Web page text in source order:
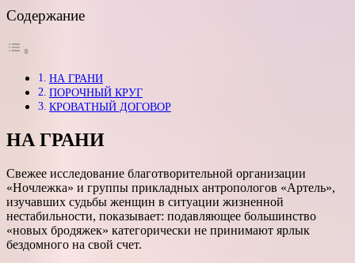
Содержание
НА ГРАНИ
ПОРОЧНЫЙ КРУГ
КРОВАТНЫЙ ДОГОВОР
НА ГРАНИ
Свежее исследование благотворительной организации
«Ночлежка» и группы прикладных антропологов «Артель»,
изучавших судьбы женщин в ситуации жизненной
нестабильности, показывает: подавляющее большинство
«новых бродяжек» категорически не принимают ярлык
бездомного на свой счет.